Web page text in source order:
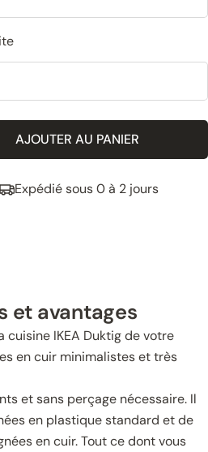
POUR LES POIGNÉES EN
LA QUANTITÉ POUR LES
AJOUTER AU PANIER
Expédié sous 0 à 2 jours
et avantages
cuisine IKEA Duktig de votre
en cuir minimalistes et très
et sans perçage nécessaire. Il
en plastique standard et de
en cuir. Tout ce dont vous